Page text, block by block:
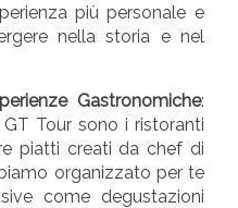
più personale e
nella storia e nel
Gastronomiche:
Tour sono i ristoranti
piatti creati da chef di
organizzato per te
come degustazioni